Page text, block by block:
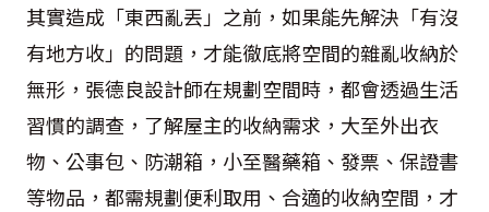
其實造成「東西亂丟」之前，如果能先解決「有沒
有地方收」的問題，才能徹底將空間的雜亂收納於
無形，張德良設計師在規劃空間時，都會透過生活
習慣的調查，了解屋主的收納需求，大至外出衣
物、公事包、防潮箱，小至醫藥箱、發票、保證書
等物品，都需規劃便利取用、合適的收納空間，才